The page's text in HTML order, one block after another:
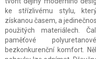
ke střízlivému stylu,
získanou časem, a
použitých materiálech.
paměťové
bezkonkurenční komfort.